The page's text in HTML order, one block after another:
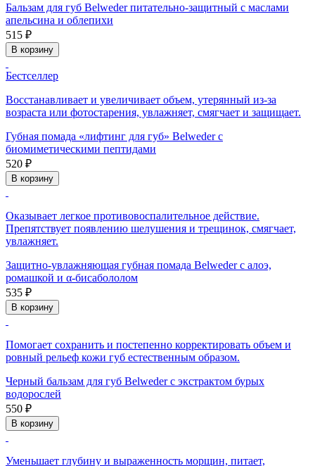
Бальзам для губ Belweder питательно-защитный с маслами
апельсина и облепихи
515 ₽
В корзину
Бестселлер
Восстанавливает и увеличивает объем, утерянный из-за
возраста или фотостарения, увлажняет, смягчает и защищает.
Губная помада «лифтинг для губ» Belweder с
биомиметическими пептидами
520 ₽
В корзину
Оказывает легкое противовоспалительное действие.
Препятствует появлению шелушения и трещинок, смягчает,
увлажняет.
Защитно-увлажняющая губная помада Belweder с алоэ,
ромашкой и α-бисабололом
535 ₽
В корзину
Помогает сохранить и постепенно корректировать объем и
ровный рельеф кожи губ естественным образом.
Черный бальзам для губ Belweder с экстрактом бурых
водорослей
550 ₽
В корзину
Уменьшает глубину и выраженность морщин, питает,